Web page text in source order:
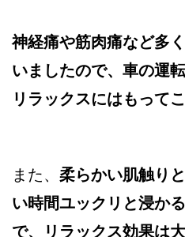
神経痛や筋肉痛など多
いましたので、車の運
リラックスにはもって
また、 柔らかい肌触り
い時間ユックリと浸か
で、リラックス効果は